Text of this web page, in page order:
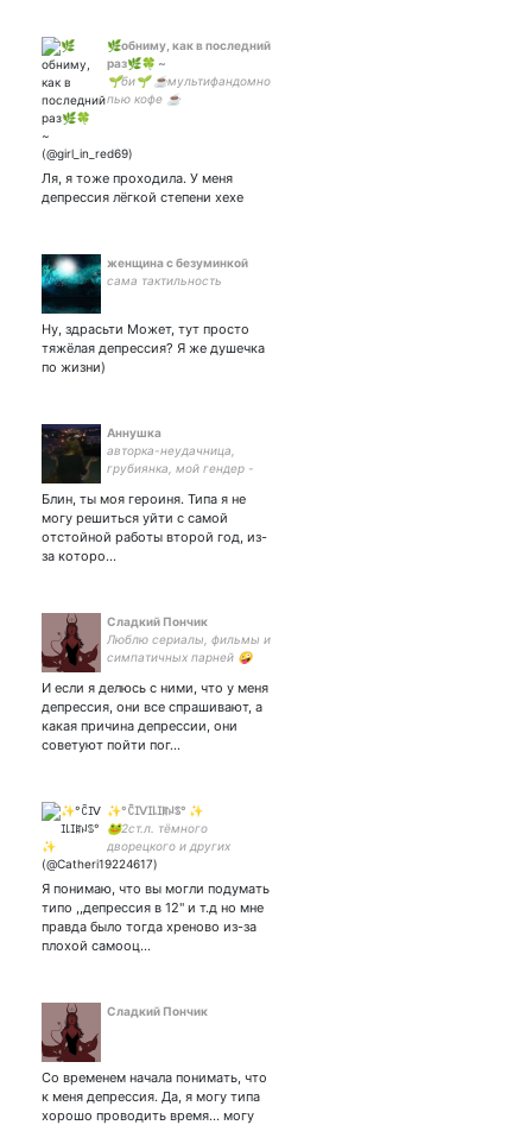
🌿обниму, как в последний
раз🌿🍀 ~
🌱би🌱 ☕мультифандомно
пью кофе ☕
Ля, я тоже проходила. У меня
депрессия лёгкой степени хехе
женщина с безуминкой
сама тактильность
Ну, здрасьти Может, тут просто
тяжёлая депрессия? Я же душечка
по жизни)
Аннушка
авторка-неудачница,
грубиянка, мой гендер -
жвачку и дискриминацию
Блин, ты моя героиня. Типа я не
могу решиться уйти с самой
отстойной работы второй год, из-
за которо…
Сладкий Пончик
Люблю сериалы, фильмы и
симпатичных парней 🤪
И если я делюсь с ними, что у меня
депрессия, они все спрашивают, а
какая причина депрессии, они
советуют пойти пог…
✨°ꉓꀤᐯꀤ꒒ꀤꍏꈤꌗ° ✨
🐸2ст.л. тёмного
дворецкого и других
аниме; 🐸 3ст.л. манги; 🐸
скетчей; 🐸 2 стакана моей
унылой жизни.
Я понимаю, что вы могли подумать
типо ,,депрессия в 12" и т.д но мне
правда было тогда хреново из-за
плохой самооц…
Сладкий Пончик
Со временем начала понимать, что
к меня депрессия. Да, я могу типа
хорошо проводить время... могу